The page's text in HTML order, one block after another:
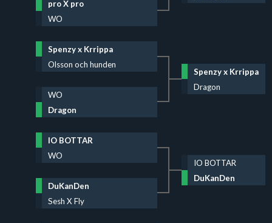
pro X pro
WO
Spenzy x Krrippa
Olsson och hunden
WO
Dragon
IO BOTTAR
WO
DuKanDen
Sesh X Fly
Spenzy x Krrippa
Dragon
IO BOTTAR
DuKanDen